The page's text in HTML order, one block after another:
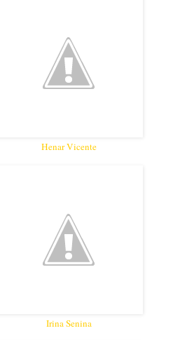
Henar Vicente
Irina Senina